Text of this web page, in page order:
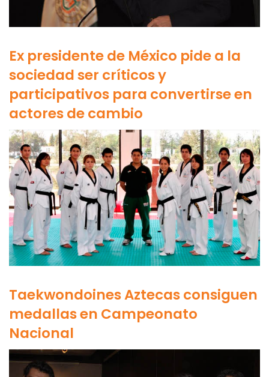
Ex presidente de México pide a la
sociedad ser críticos y
participativos para convertirse en
actores de cambio
Taekwondoines Aztecas consiguen
medallas en Campeonato
Nacional